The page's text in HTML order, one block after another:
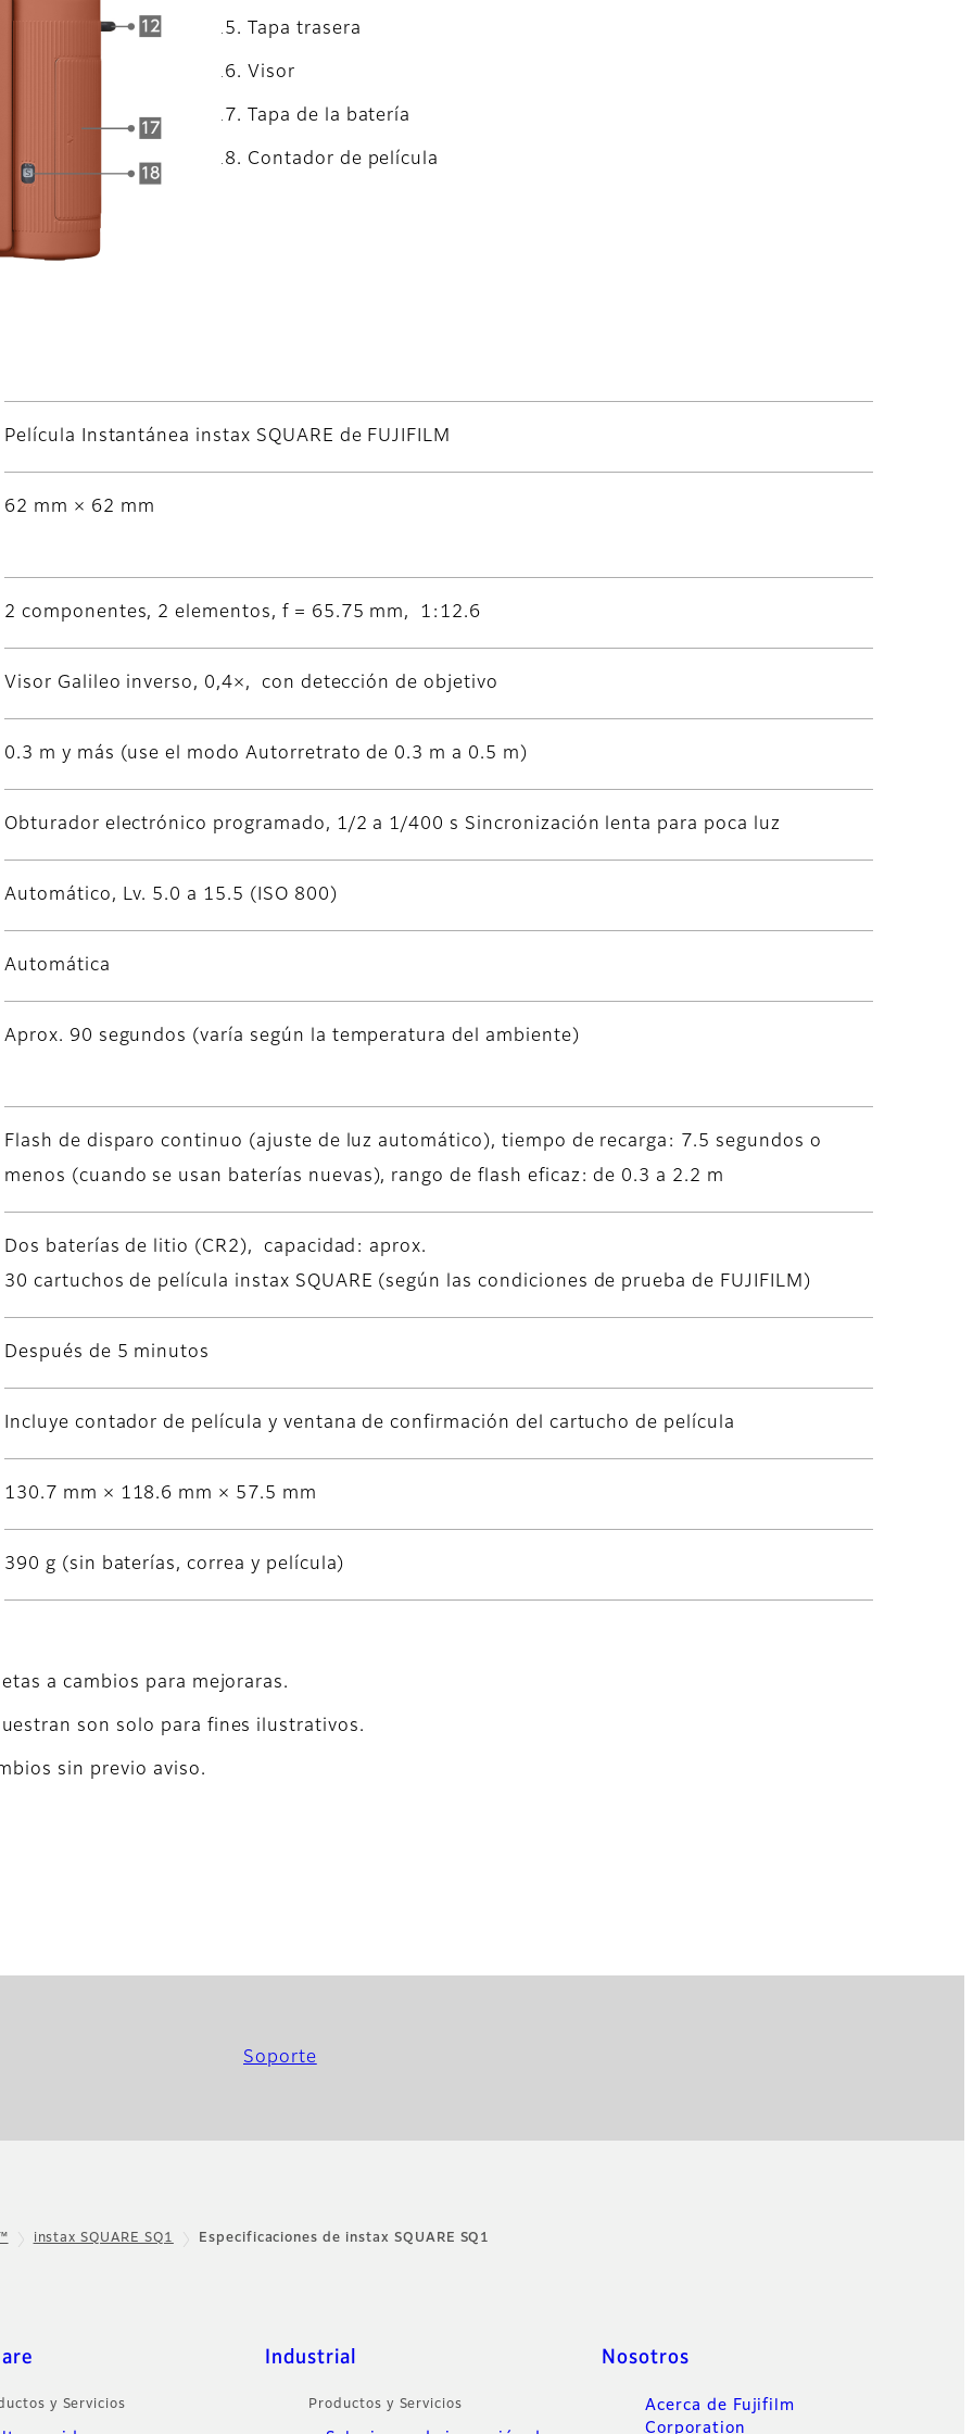
Tapa trasera
Visor
Tapa de la batería
Contador de película
Película Instantánea instax SQUARE de FUJIFILM
62 mm × 62 mm
2 componentes, 2 elementos, f = 65.75 mm, 1:12.6
Visor Galileo inverso, 0,4×, con detección de objetivo
0.3 m y más (use el modo Autorretrato de 0.3 m a 0.5 m)
Obturador electrónico programado, 1/2 a 1/400 s Sincronización lenta para poca luz
Automático, Lv. 5.0 a 15.5 (ISO 800)
Automática
Aprox. 90 segundos (varía según la temperatura del ambiente)
Flash de disparo continuo (ajuste de luz automático), tiempo de recarga: 7.5 segundos o
menos (cuando se usan baterías nuevas), rango de flash eficaz: de 0.3 a 2.2 m
Dos baterías de litio (CR2), capacidad: aprox.
30 cartuchos de película instax SQUARE (según las condiciones de prueba de FUJIFILM)
Después de 5 minutos
Incluye contador de película y ventana de confirmación del cartucho de película
130.7 mm × 118.6 mm × 57.5 mm
390 g (sin baterías, correa y película)
a cambios para mejoraras.
son solo para fines ilustrativos.
sin previo aviso.
Soporte
instax SQUARE SQ1 Especificaciones de instax SQUARE SQ1
y Servicios
Industrial
Productos y Servicios
Nosotros
Acerca de Fujifilm
Corporation